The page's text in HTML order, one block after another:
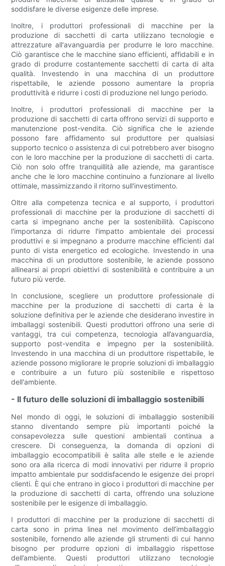
soddisfare le diverse esigenze delle imprese.
Inoltre, i produttori professionali di macchine per la
produzione di sacchetti di carta utilizzano tecnologie e
attrezzature all'avanguardia per produrre le loro macchine.
Ciò garantisce che le macchine siano efficienti, affidabili e in
grado di produrre costantemente sacchetti di carta di alta
qualità. Investendo in una macchina di un produttore
rispettabile, le aziende possono aumentare la propria
produttività e ridurre i costi di produzione nel lungo periodo.
Inoltre, i produttori professionali di macchine per la
produzione di sacchetti di carta offrono servizi di supporto e
manutenzione post-vendita. Ciò significa che le aziende
possono fare affidamento sul produttore per qualsiasi
supporto tecnico o assistenza di cui potrebbero aver bisogno
con le loro macchine per la produzione di sacchetti di carta.
Ciò non solo offre tranquillità alle aziende, ma garantisce
anche che le loro macchine continuino a funzionare al livello
ottimale, massimizzando il ritorno sull'investimento.
Oltre alla competenza tecnica e al supporto, i produttori
professionali di macchine per la produzione di sacchetti di
carta si impegnano anche per la sostenibilità. Capiscono
l'importanza di ridurre l'impatto ambientale dei processi
produttivi e si impegnano a produrre macchine efficienti dal
punto di vista energetico ed ecologiche. Investendo in una
macchina di un produttore sostenibile, le aziende possono
allinearsi ai propri obiettivi di sostenibilità e contribuire a un
futuro più verde.
In conclusione, scegliere un produttore professionale di
macchine per la produzione di sacchetti di carta è la
soluzione definitiva per le aziende che desiderano investire in
imballaggi sostenibili. Questi produttori offrono una serie di
vantaggi, tra cui competenza, tecnologia all’avanguardia,
supporto post-vendita e impegno per la sostenibilità.
Investendo in una macchina di un produttore rispettabile, le
aziende possono migliorare le proprie soluzioni di imballaggio
e contribuire a un futuro più sostenibile e rispettoso
dell'ambiente.
- Il futuro delle soluzioni di imballaggio sostenibili
Nel mondo di oggi, le soluzioni di imballaggio sostenibili
stanno diventando sempre più importanti poiché la
consapevolezza sulle questioni ambientali continua a
crescere. Di conseguenza, la domanda di opzioni di
imballaggio ecocompatibili è salita alle stelle e le aziende
sono ora alla ricerca di modi innovativi per ridurre il proprio
impatto ambientale pur soddisfacendo le esigenze dei propri
clienti. È qui che entrano in gioco i produttori di macchine per
la produzione di sacchetti di carta, offrendo una soluzione
sostenibile per le esigenze di imballaggio.
I produttori di macchine per la produzione di sacchetti di
carta sono in prima linea nel movimento dell’imballaggio
sostenibile, fornendo alle aziende gli strumenti di cui hanno
bisogno per produrre opzioni di imballaggio rispettose
dell’ambiente. Questi produttori utilizzano tecnologie